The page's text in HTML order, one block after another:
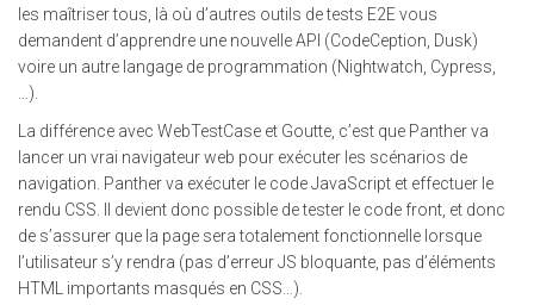
les maîtriser tous, là où d’autres outils de tests E2E vous
demandent d’apprendre une nouvelle API (CodeCeption, Dusk)
voire un autre langage de programmation (Nightwatch, Cypress,
…).
La différence avec WebTestCase et Goutte, c’est que Panther va
lancer un vrai navigateur web pour exécuter les scénarios de
navigation. Panther va exécuter le code JavaScript et effectuer le
rendu CSS. Il devient donc possible de tester le code front, et donc
de s’assurer que la page sera totalement fonctionnelle lorsque
l’utilisateur s’y rendra (pas d’erreur JS bloquante, pas d’éléments
HTML importants masqués en CSS…).